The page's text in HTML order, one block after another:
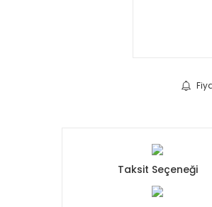
Taksit Seçeneği